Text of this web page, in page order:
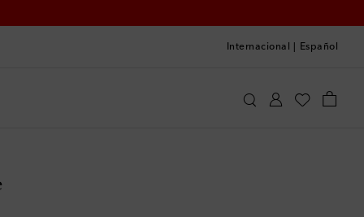
Internacional Español